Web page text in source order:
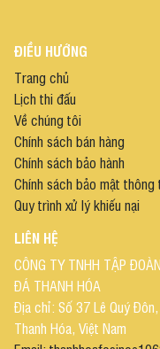
ĐIỀU HƯỚNG
Trang chủ
Lịch thi đấu
Về chúng tôi
Chính sách bán hàng
Chính sách bảo hành
Chính sách bảo mật thông
Quy trình xử lý khiếu nại
LIÊN HỆ
CÔNG TY TNHH TẬP
ĐÁ THANH HÓA
Địa chỉ: Số 37 Lê Quý
Thanh Hóa, Việt Nam